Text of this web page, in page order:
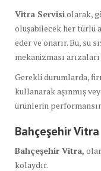
Vitra Servisiolarak,
oluşabilecek her türlü
eder ve onarır. Bu, su
mekanizması
Gerekli durumlarda,
kullanarak aşınmış
ürünlerin
Bahçeşehir Vitra
Bahçeşehir Vitra,
kolaydır.